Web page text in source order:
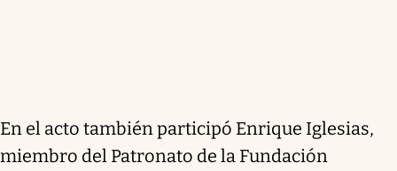
En el acto también participó Enrique Iglesias,
miembro del Patronato de la Fundación